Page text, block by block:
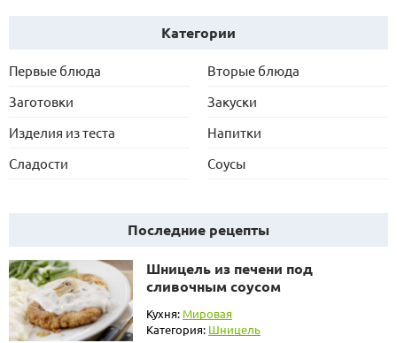
Категории
Первые блюда
Вторые блюда
Заготовки
Закуски
Изделия из теста
Напитки
Сладости
Соусы
Последние рецепты
Шницель из печени под
сливочным соусом
Кухня: Мировая
Категория: Шницель